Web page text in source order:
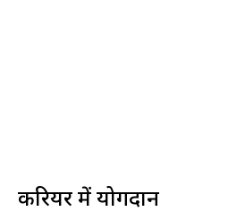
करियर में योगदान